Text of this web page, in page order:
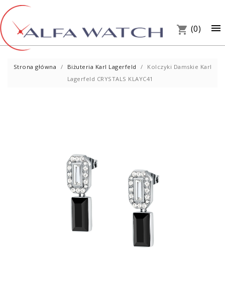

shopping_cart (0)
Strona główna Biżuteria Karl Lagerfeld
Kolczyki Damskie Karl
Lagerfeld CRYSTALS KLAYC41